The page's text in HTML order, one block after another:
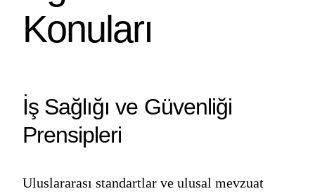
Konuları
İş Sağlığı ve Güvenliği
Prensipleri
Uluslararası standartlar ve ulusal mevzuat